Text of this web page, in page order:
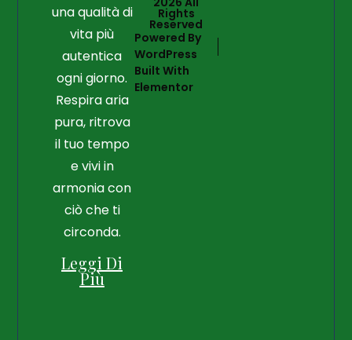
una qualità di
vita più
autentica
ogni giorno.
Respira aria
pura, ritrova
il tuo tempo
e vivi in
armonia con
ciò che ti
circonda.
Leggi Di
Più
Rights
Reserved
Powered By
WordPress
Built With
Elementor